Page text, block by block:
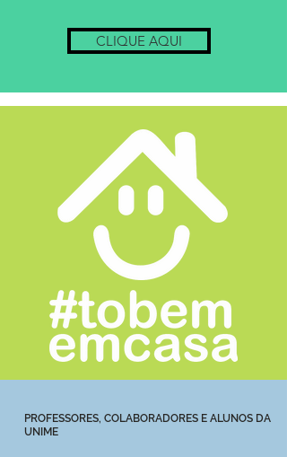
CLIQUE AQUI
PROFESSORES, COLABORADORES E ALUNOS DA
UNIME